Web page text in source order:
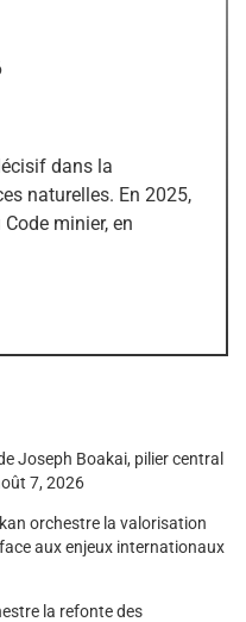
dans la
naturelles. En 2025,
minier, en
Joseph Boakai, pilier central
7, 2026
orchestre la valorisation
aux enjeux internationaux
la refonte des